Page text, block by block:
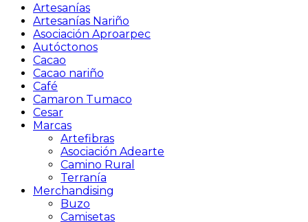
Artesanías
Artesanías Nariño
Asociación Aproarpec
Autóctonos
Cacao
Cacao nariño
Café
Camaron Tumaco
Cesar
Marcas
Artefibras
Asociación Adearte
Camino Rural
Terranía
Merchandising
Buzo
Camisetas